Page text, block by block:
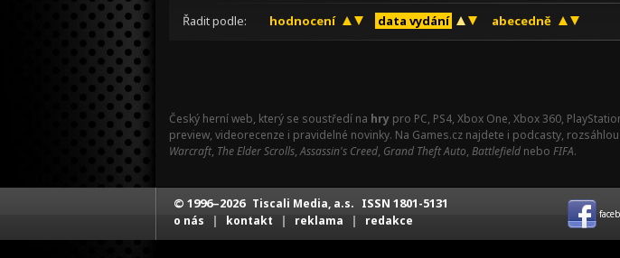
Řadit podle: hodnocení data vydání abecedně
Český herní web, který se soustředí na hry pro PC, PS4, Xbox One, Xbox 360,
preview, videorecenze i pravidelné novinky. Na Games.cz najdete i podcasty,
Warcraft, The Elder Scrolls,Assassin's Creed, Grand Theft Auto, Battlefield nebo FIFA.
© 1996–2026 Tiscali Media, a.s. ISSN 1801-5131
o nás | kontakt | reklama | redakce